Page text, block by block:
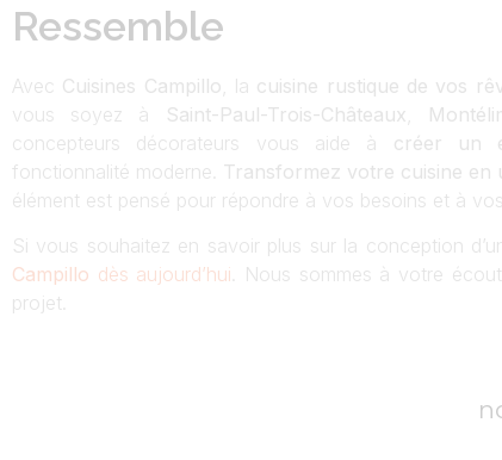
Ressemble
Avec Cuisines Campillo , la cuisine rustique de vos
vous soyez à
Saint-Paul-Trois-Châteaux
concepteurs décorateurs vous aide à créer un
fonctionnalité moderne. Transformez votre cuisine en
élément est pensé pour répondre à vos besoins et à
Si vous souhaitez en savoir plus sur la conception
Campillo dès aujourd’hui . Nous sommes à votre
projet.